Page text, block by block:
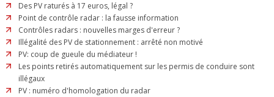
Des PV raturés à 17 euros, légal ?
Point de contrôle radar : la fausse information
Contrôles radars : nouvelles marges d'erreur ?
Illégalité des PV de stationnement : arrêté non motivé
PV: coup de gueule du médiateur !
Les points retirés automatiquement sur les permis de conduire sont
illégaux
PV : numéro d'homologation du radar